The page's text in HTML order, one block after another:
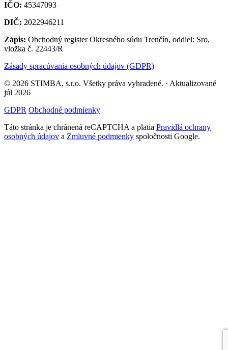
IČO: 45347093
DIČ: 2022946211
Zápis: Obchodný register Okresného súdu Trenčín, oddiel: Sro,
vložka č. 22443/R
Zásady spracúvania osobných údajov (GDPR)
© 2026 STIMBA, s.r.o. Všetky práva vyhradené. · Aktualizované
júl 2026
GDPR Obchodné podmienky
Táto stránka je chránená reCAPTCHA a platia Pravidlá ochrany
osobných údajov a Zmluvné podmienky spoločnosti Google.